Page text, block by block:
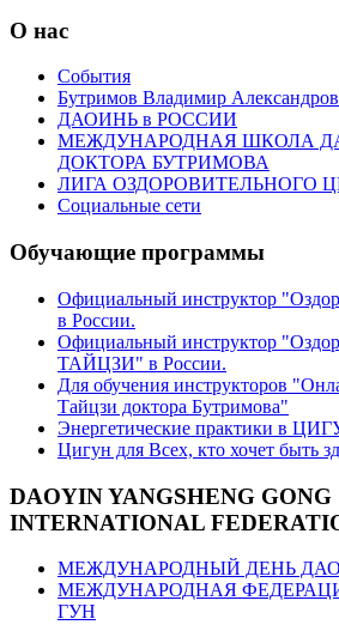
О нас
События
Бутримов Владимир
ДАОИНЬ в РОССИИ
МЕЖДУНАРОДНАЯ ШКОЛА
ДОКТОРА БУТРИМОВА
ЛИГА ОЗДОРОВИТЕЛЬНОГО
Социальные сети
Обучающие программы
Официальный инструктор
в России.
Официальный инструктор
ТАЙЦЗИ" в России.
Для обучения инструкторов
Тайцзи доктора Бутримова"
Энергетические практики в
Цигун для Всех, кто хочет быть
DAOYIN YANGSHENG GONG
INTERNATIONAL
МЕЖДУНАРОДНЫЙ ДЕНЬ
МЕЖДУНАРОДНАЯ
ГУН